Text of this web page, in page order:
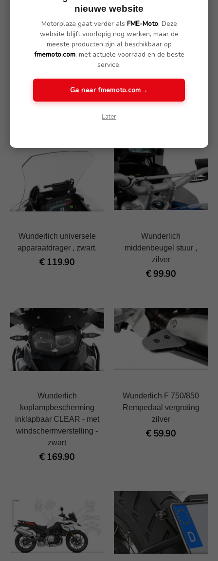
Wunderlich aanpassing
houder - zwart
€ 79.90
voertuigen met originele
raamverstelling - zwart
Wunderlich universele
apparaatdrager , zwart.
€ 119.90
Wunderlich
middenbeugel stuur ,
zilver
€ 99.90
Wunderlich
koplampbescherming
inklapbaar CLEAR - met
windschermverstelling -
zwart
€ 169.90
Wunderlich F 750/850
Rempedaal vergroting
zilver
€ 59.90
nieuwe website
Motorplaza gaat verder als FME-Moto. Deze
website blijft voorlopig nog werken, maar de
meeste producten zijn al beschikbaar op
fmemoto.com, met actuele voorraad en de beste
service.
Ga naar fmemoto.com→
Later